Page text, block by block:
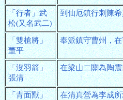
「行者」武
松(又名武二)
到仙厄鎮行刺陳
「雙槍將」
董平
奉派鎮守曹州，
「沒羽箭」
張清
在梁山二關為陶
「青面獸」
在清真營為李成